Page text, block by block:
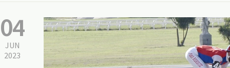
04
JUN
2023